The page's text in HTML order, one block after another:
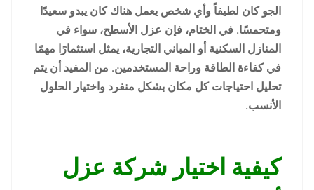
الجو كان لطيفاً وأي شخص يعمل هناك كان يبدو سعيدًا
ومتحمسًا. في الختام، فإن عزل الأسطح، سواء في
المنازل السكنية أو المباني التجارية، يمثل استثمارًا مهمًا
في كفاءة الطاقة وراحة المستخدمين. من المفيد أن يتم
تحليل احتياجات كل مكان بشكل منفرد واختيار الحلول
الأنسب.
كيفية اختيار شركة عزل